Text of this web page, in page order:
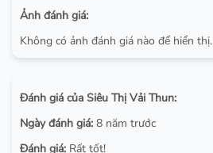
Ảnh đánh giá:
Không có ảnh đánh giá nào để hiển thị.
Đánh giá của Siêu Thị Vải Thun:
Ngày đánh giá: 8 năm trước
Đánh giá: Rất tốt!